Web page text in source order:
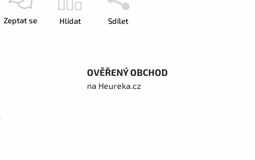
Zeptat se Hlídat Sdílet
OVĚŘENÝ OBCHOD
na Heureka.cz